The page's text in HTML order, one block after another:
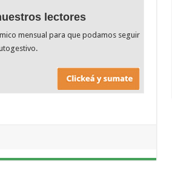
lectores
mensual para que podamos seguir